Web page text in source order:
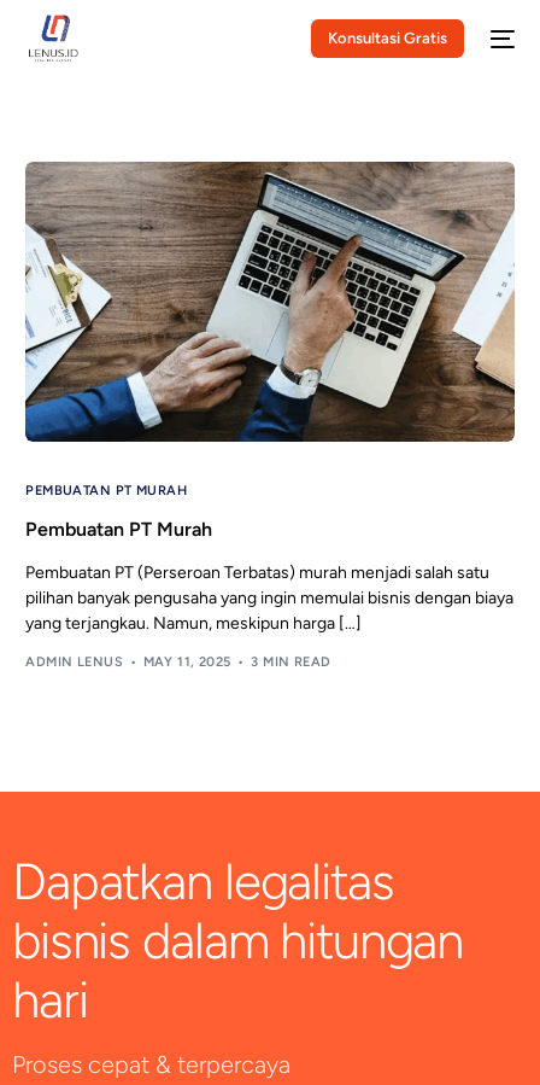
Konsultasi Gratis
PEMBUATAN PT MURAH
Pembuatan PT Murah
Pembuatan PT (Perseroan Terbatas) murah menjadi salah satu
pilihan banyak pengusaha yang ingin memulai bisnis dengan biaya
yang terjangkau. Namun, meskipun harga […]
ADMIN LENUS MAY 11, 2025 3 MIN READ
Dapatkan legalitas
bisnis dalam hitungan
hari
Proses cepat & terpercaya